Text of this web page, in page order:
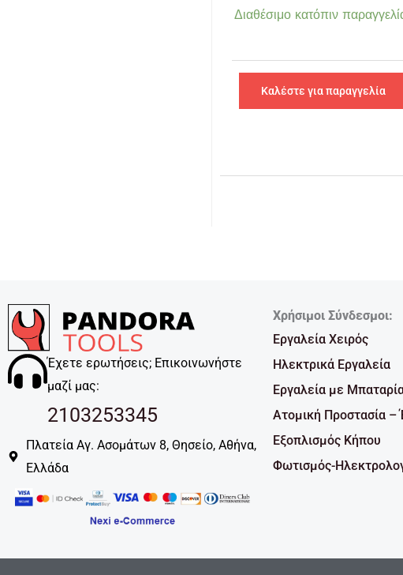
Διαθέσιμο κατόπιν
Καλέστε για παραγγελία
Έχετε ερωτήσεις; Επικοινωνήστε
μαζί μας:
2103253345
Πλατεία Αγ. Ασομάτων 8, Θησείο, Αθήνα,
Ελλάδα
Χρήσιμοι Σύνδεσμοι:
Εργαλεία Χειρός
Ηλεκτρικά Εργαλεία
Εργαλεία με
Ατομική Προστασία –
Εξοπλισμός Κήπου
Φωτισμός-